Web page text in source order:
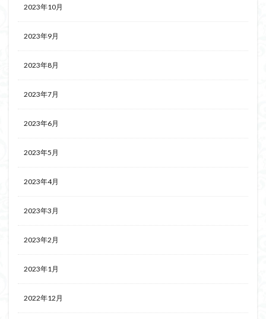
2023年10月
2023年9月
2023年8月
2023年7月
2023年6月
2023年5月
2023年4月
2023年3月
2023年2月
2023年1月
2022年12月